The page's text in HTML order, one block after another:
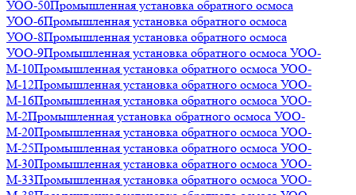
УОО-50Промышленная установка обратного осмоса
УОО-6Промышленная установка обратного осмоса
УОО-8Промышленная установка обратного осмоса
УОО-9Промышленная установка обратного осмоса УОО-
М-10Промышленная установка обратного осмоса УОО-
М-12Промышленная установка обратного осмоса УОО-
М-16Промышленная установка обратного осмоса УОО-
М-2Промышленная установка обратного осмоса УОО-
М-20Промышленная установка обратного осмоса УОО-
М-25Промышленная установка обратного осмоса УОО-
М-30Промышленная установка обратного осмоса УОО-
М-33Промышленная установка обратного осмоса УОО-